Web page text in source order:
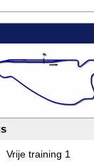
Vrije training 1